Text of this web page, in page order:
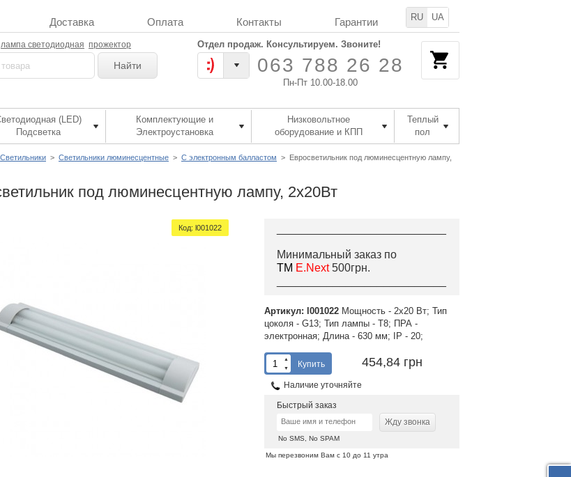
RU UA
Доставка Оплата Контакты Гарантии
лампа светодиодная прожектор
Найти
Отдел продаж. Консультируем. Звоните!
063 788 26 28
Пн-Пт 10.00-18.00
(LED)
Подсветка
Комплектующие и
Электроустановка
Низковольтное
оборудование и КПП
Теплый
пол
Светильники > Светильники люминесцентные > С электронным балластом > Евросветильник под люминесцентную лампу,
под люминесцентную лампу, 2х20Вт
Код: l001022
Минимальный заказ по
ТМ E.Next 500грн.
Артикул: l001022 Мощность - 2х20 Вт; Тип
цоколя - G13; Тип лампы - Т8; ПРА -
электронная; Длина - 630 мм; IP - 20;
▲
▼
Купить 454,84 грн
Наличие уточняйте
Быстрый заказ
Жду звонка
No SMS, No SPAM
Мы перезвоним Вам с 10 до 11 утра